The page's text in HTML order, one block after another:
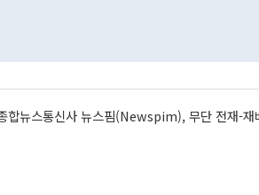
합뉴스통신사 뉴스핌(Newspim), 무단 전재-재